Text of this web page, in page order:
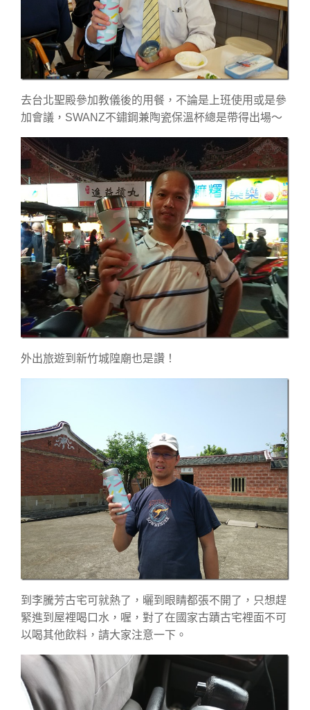
去台北聖殿參加教儀後的用餐，不論是上班使用或是參
加會議，SWANZ不鏽鋼兼陶瓷保溫杯總是帶得出場～
外出旅遊到新竹城隍廟也是讚！
到李騰芳古宅可就熱了，曬到眼睛都張不開了，只想趕
緊進到屋裡喝口水，喔，對了在國家古蹟古宅裡面不可
以喝其他飲料，請大家注意一下。